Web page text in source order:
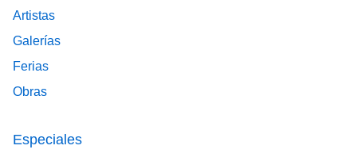
Artistas
Galerías
Ferias
Obras
Especiales